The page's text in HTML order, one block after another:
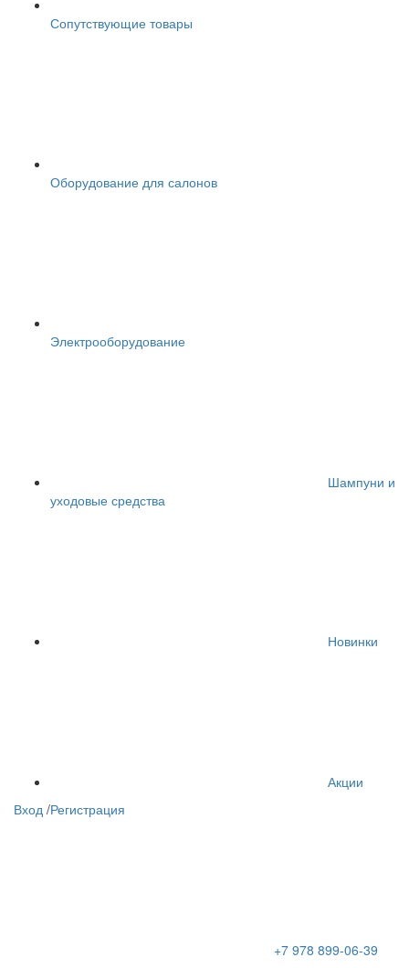
Сопутствующие товары
Оборудование для салонов
Электрооборудование
Шампуни и
уходовые средства
Новинки
Акции
Вход /Регистрация
+7 978 899-06-39